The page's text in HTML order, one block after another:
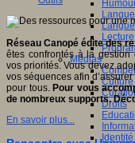
Lecture
Médias
Droits
Réseau Canopé édite des
êtes confrontés à la gestion
vos priorités. Vous devez
vos séquences afin
pour tous. Pour vous
de nombreux supports.
En savoir plus...